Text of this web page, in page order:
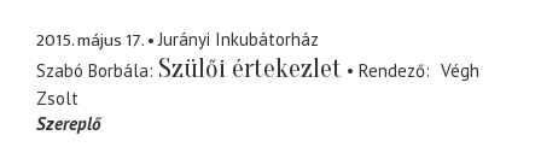
2015. május 17.
Jurányi Inkubátorház
Szabó Borbála Szülői értekezlet Rendező
Végh
Zsolt
Szereplő